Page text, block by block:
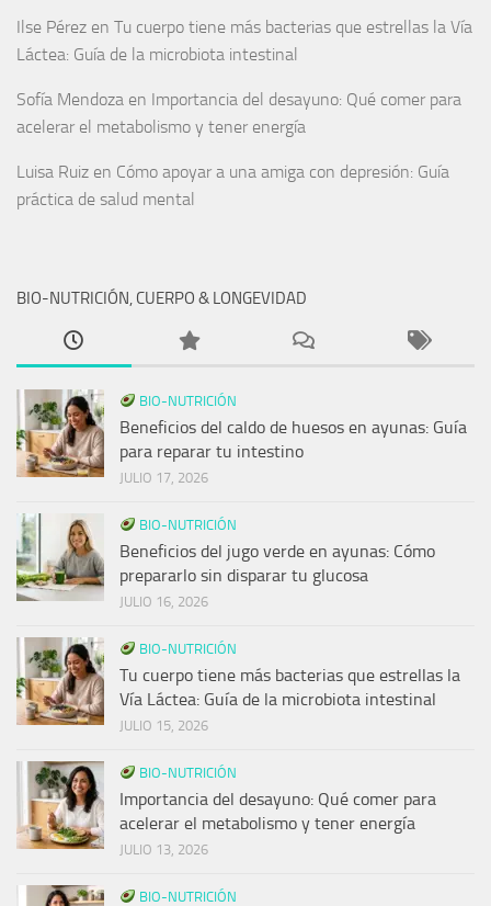
Ilse Pérez en Tu cuerpo tiene más bacterias que estrellas la Vía
Láctea: Guía de la microbiota intestinal
Sofía Mendoza en Importancia del desayuno: Qué comer para
acelerar el metabolismo y tener energía
Luisa Ruiz en Cómo apoyar a una amiga con depresión: Guía
práctica de salud mental
BIO-NUTRICIÓN, CUERPO & LONGEVIDAD
BIO-NUTRICIÓN
Beneficios del caldo de huesos en ayunas: Guía
para reparar tu intestino
JULIO 17, 2026
BIO-NUTRICIÓN
Beneficios del jugo verde en ayunas: Cómo
prepararlo sin disparar tu glucosa
JULIO 16, 2026
BIO-NUTRICIÓN
Tu cuerpo tiene más bacterias que estrellas la
Vía Láctea: Guía de la microbiota intestinal
JULIO 15, 2026
BIO-NUTRICIÓN
Importancia del desayuno: Qué comer para
acelerar el metabolismo y tener energía
JULIO 13, 2026
BIO-NUTRICIÓN